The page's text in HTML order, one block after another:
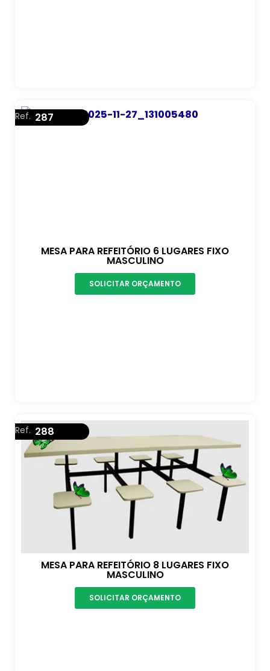
MESA PARA REFEITÓRIO 6 LUGARES FIXO
MASCULINO
Ref. 287
SOLICITAR ORÇAMENTO
MESA PARA REFEITÓRIO 8 LUGARES FIXO
MASCULINO
Ref. 288
SOLICITAR ORÇAMENTO